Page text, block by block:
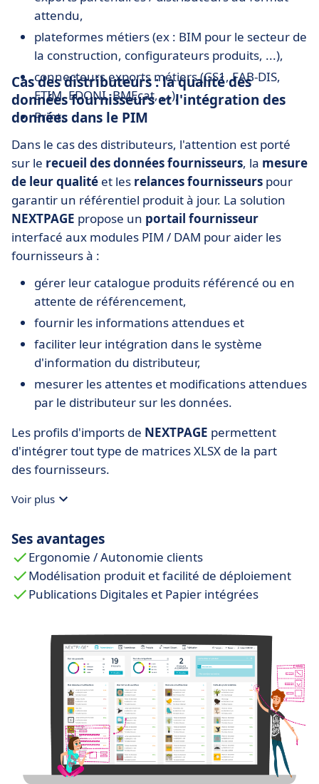
attendu,
plateformes métiers (ex : BIM pour le secteur de
la construction, configurateurs produits, ...),
connecteurs exports métiers (GS1, FAB-DIS,
ETIM, EDONI, BMEcat, ...),
Print.
Cas des distributeurs : la qualité des
données fournisseurs et l'intégration des
données dans le PIM
Dans le cas des distributeurs, l'attention est porté
sur le recueil des données fournisseurs, la mesure
de leur qualité et les relances fournisseurs pour
garantir un référentiel produit à jour. La solution
NEXTPAGE propose un portail fournisseur
interfacé aux modules PIM / DAM pour aider les
fournisseurs à :
gérer leur catalogue produits référencé ou en
attente de référencement,
fournir les informations attendues et
faciliter leur intégration dans le système
d'information du distributeur,
mesurer les attentes et modifications attendues
par le distributeur sur les données.
Les profils d'imports de NEXTPAGE permettent
d'intégrer tout type de matrices XLSX de la part
des fournisseurs.
Voir plus
Ses avantages
Ergonomie / Autonomie clients
Modélisation produit et facilité de déploiement
Publications Digitales et Papier intégrées